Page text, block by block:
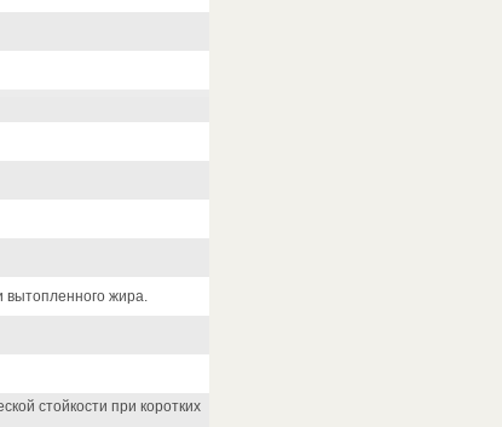
вытопленного жира.
стойкости при коротких